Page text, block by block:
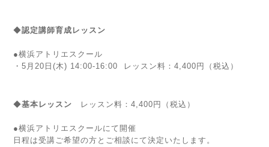
◆認定講師育成 レッスン
●横浜アトリエスクール
・5月20日(木) 14:00-16:00 レッスン料：4,400円（税込）
◆基本レッスン レッスン料：4,400円（税込）
●横浜アトリエスクールにて開催
日程は受講ご希望の方とご相談にて決定いたします。